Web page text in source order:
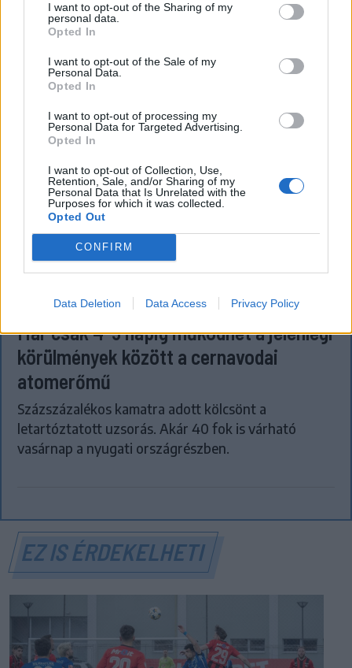
I want to opt-out of the Sharing of my
personal data.
Opted In
I want to opt-out of the Sale of my
Personal Data.
Opted In
I want to opt-out of processing my
Personal Data for Targeted Advertising.
Opted In
I want to opt-out of Collection, Use,
Retention, Sale, and/or Sharing of my
Personal Data that Is Unrelated with the
Purposes for which it was collected.
Opted Out
CONFIRM
Data Deletion Data Access Privacy Policy
amint az új elektronikus és egyszerű személyi
igazolványok országszerte elérhetővé válnak.
FŐTÉR
Már csak 4-5 napig működhet a jelenlegi
körülmények között a cernavodai
atomerőmű
Százszázalékos kamatra adott kölcsönt a
letartóztatott uzsorás. Akár 40 fok is várható
vasárnap a nyugati országrészben.
EZ IS ÉRDEKELHETI